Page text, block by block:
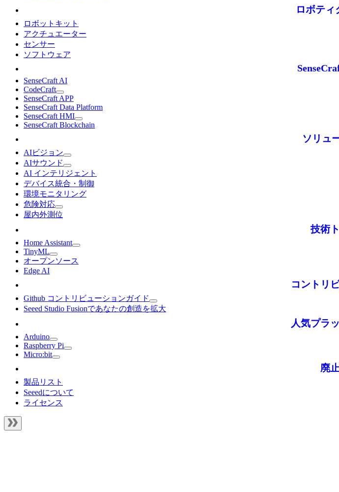
ロボティ
ロボットキット
アクチュエーター
センサー
ソフトウェア
SenseCraft AI
CodeCraft
SenseCraft APP
SenseCraft Data Platform
SenseCraft HMI
SenseCraft Blockchain
ソリュ
AIビジョン
AIサウンド
AI インテリジェント
デバイス統合・制御
環境モニタリング
危険対応
屋内外測位
技術
Home Assistant
TinyML
オープンソース
Edge AI
コントリ
Github コントリビューションガイド
Seeed Studio Fusionであなたの創造を拡大
人気プラ
Arduino
Raspberry Pi
Micro:bit
廃
製品リスト
Seeedについて
ライセンス